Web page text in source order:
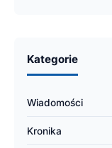
Kategorie
Wiadomości
Kronika